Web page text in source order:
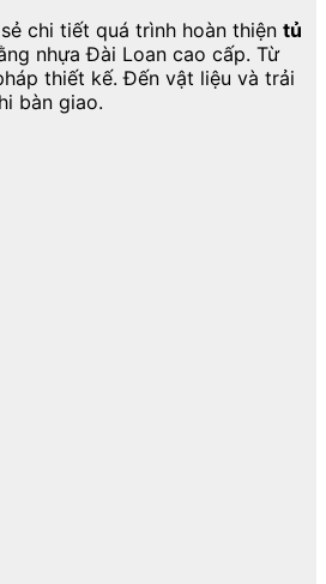
chi tiết quá trình hoàn thiện tủ
nhựa Đài Loan cao cấp. Từ
thiết kế. Đến vật liệu và trải
bàn giao.